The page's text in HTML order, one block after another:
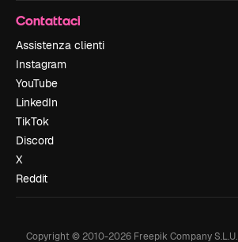
Contattaci
Assistenza clienti
Instagram
YouTube
LinkedIn
TikTok
Discord
X
Reddit
Copyright © 2010-2026Freepik Company S.L.U.